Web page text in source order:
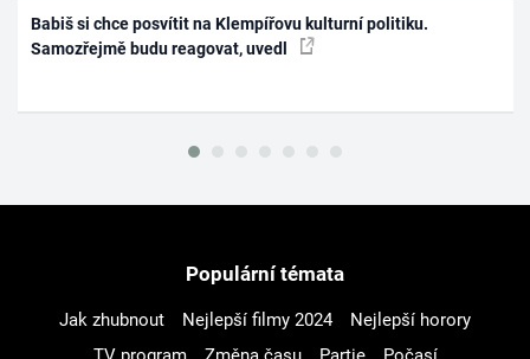
Babiš si chce posvítit na Klempířovu kulturní politiku.
Samozřejmě budu reagovat, uvedl
Populární témata
Jak zhubnout Nejlepší filmy 2024
Nejlepší horory